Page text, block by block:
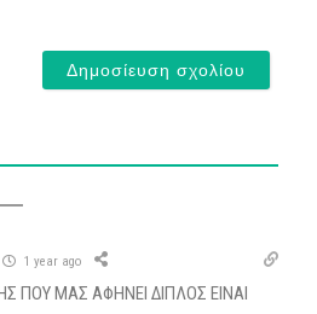
1 year ago
ΠΟΥ ΜΑΣ ΑΦΗΝΕΙ ΔΙΠΛΟΣ ΕΙΝΑΙ